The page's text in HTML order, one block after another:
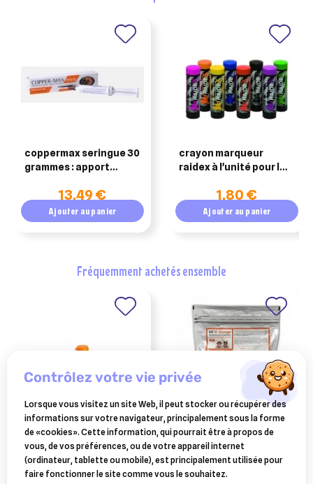
coppermax seringue 30
grammes : apport
13,49 €
Ajouter au panier
crayon marqueur
raidex à l'unité pour le
1,80 €
Ajouter au panier
fréquemment achetés ensemble
VÉTOQUINOL
ipakitine poudre fonction
rénale 300g
47,99 €
vit'i5 orange 600 gr chien
et chat moins de 8 ans eco
recharge
33,19 €
contrôlez votre vie privée
Lorsque vous visitez un site Web, il peut stocker ou récupérer des
informations sur votre navigateur, principalement sous la forme
de «cookies». Cette information, qui pourrait être à propos de
vous, de vos préférences, ou de votre appareil internet
(ordinateur, tablette ou mobile), est principalement utilisée pour
faire fonctionner le site comme vous le souhaitez.